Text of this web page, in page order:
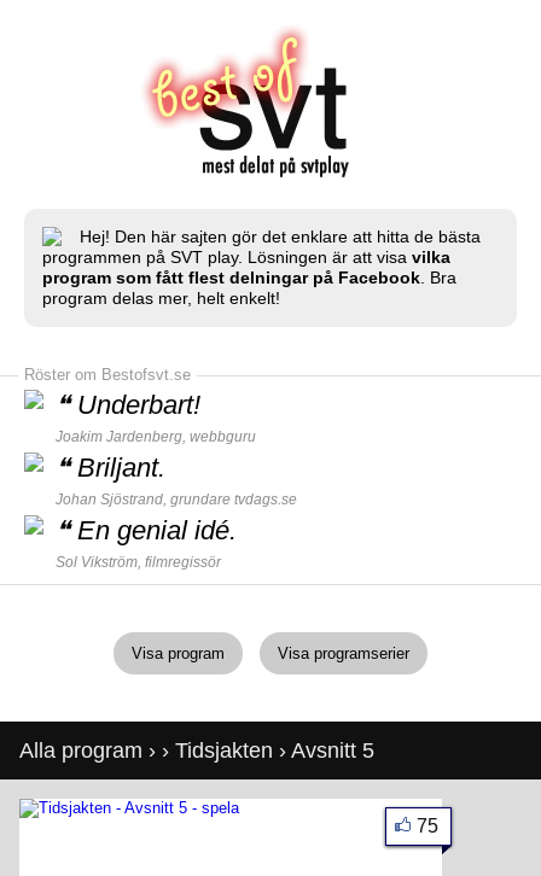
Hej! Den här sajten gör det enklare att hitta de bästa
programmen på SVT play. Lösningen är att visa vilka
program som fått flest delningar på Facebook . Bra
program delas mer, helt enkelt!
Röster om Bestofsvt.se
❝ Underbart!
Joakim Jardenberg, webbguru
❝Briljant.
Johan Sjöstrand, grundare tvdags.se
❝En genial idé.
Sol Vikström, filmregissör
Visa program Visa programserier
Alla program › › Tidsjakten › Avsnitt 5
75